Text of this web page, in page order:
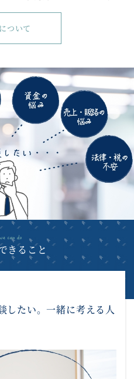
ついて
きること
したい。一緒に考える人